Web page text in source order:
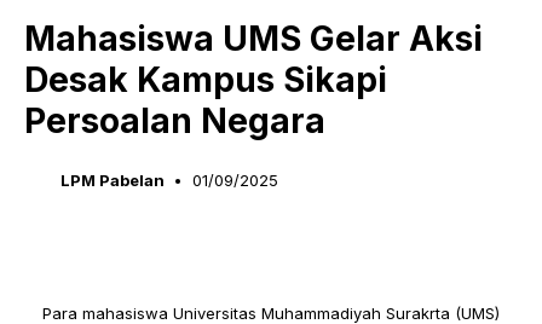
Mahasiswa UMS Gelar Aksi
Desak Kampus Sikapi
Persoalan Negara
LPM Pabelan 01/09/2025
Para mahasiswa Universitas Muhammadiyah Surakrta (UMS)